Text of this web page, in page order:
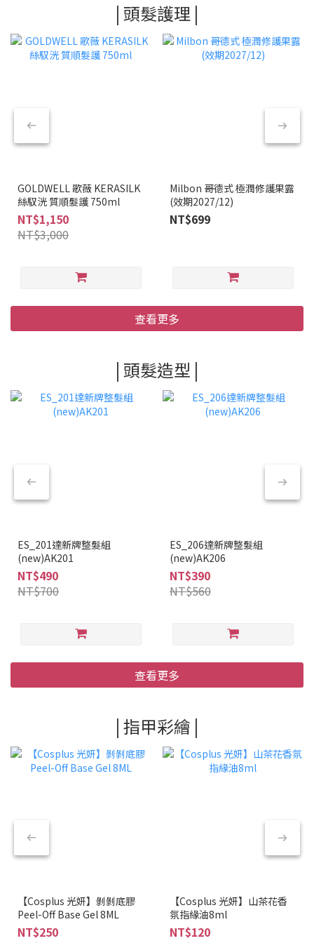
| 頭髮護理 |
GOLDWELL 歌薇 KERASILK
絲馭洸 質順髮護 750ml
NT$1,150
NT$3,000
Milbon 哥德式 極潤修護果露
(效期2027/12)
NT$699
查看更多
| 頭髮造型 |
ES_201達新牌整髮組
(new)AK201
NT$490
NT$700
ES_206達新牌整髮組
(new)AK206
NT$390
NT$560
查看更多
| 指甲彩繪 |
【Cosplus 光妍】剝剝底膠
Peel-Off Base Gel 8ML
NT$250
【Cosplus 光妍】山茶花香
氛指緣油8ml
NT$120